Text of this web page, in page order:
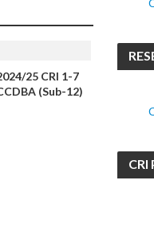
25 CRI 1-7
(Sub-12)
CRI